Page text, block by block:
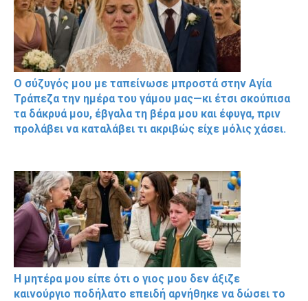
Ο σύζυγός μου με ταπείνωσε μπροστά στην Αγία
Τράπεζα την ημέρα του γάμου μας—κι έτσι σκούπισα
τα δάκρυά μου, έβγαλα τη βέρα μου και έφυγα, πριν
προλάβει να καταλάβει τι ακριβώς είχε μόλις χάσει.
Η μητέρα μου είπε ότι ο γιος μου δεν άξιζε
καινούργιο ποδήλατο επειδή αρνήθηκε να δώσει το